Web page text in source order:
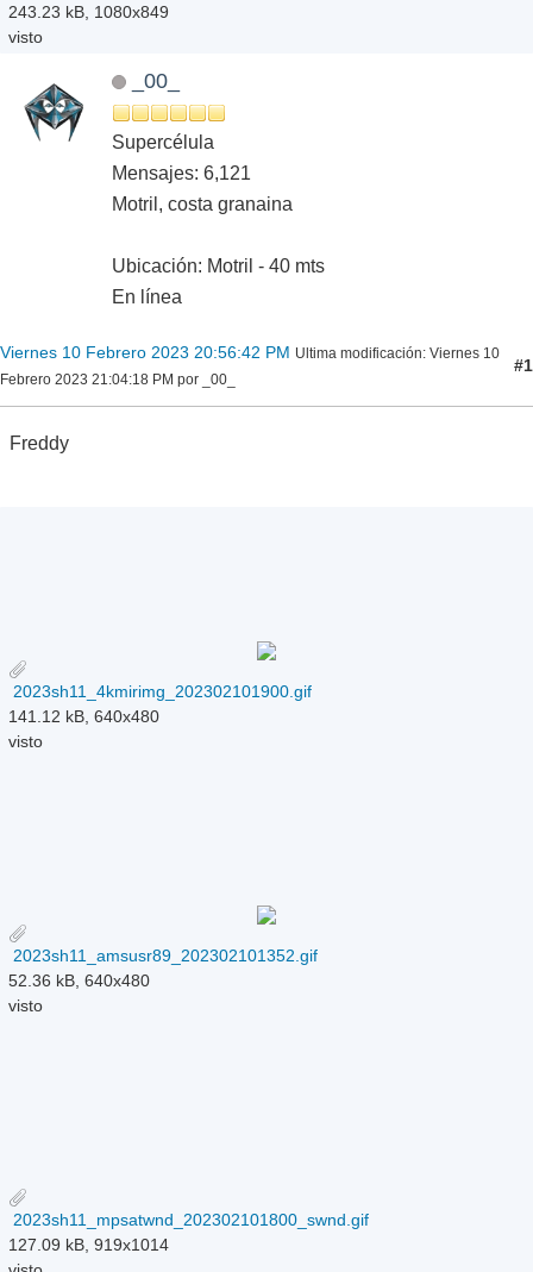
243.23 kB, 1080x849
visto
_00_
Supercélula
Mensajes: 6,121
Motril, costa granaina
Ubicación: Motril - 40 mts
En línea
Viernes 10 Febrero 2023 20:56:42 PM Ultima modificación: Viernes 10
Febrero 2023 21:04:18 PM por _00_
#1
Freddy
2023sh11_4kmirimg_202302101900.gif
141.12 kB, 640x480
visto
2023sh11_amsusr89_202302101352.gif
52.36 kB, 640x480
visto
2023sh11_mpsatwnd_202302101800_swnd.gif
127.09 kB, 919x1014